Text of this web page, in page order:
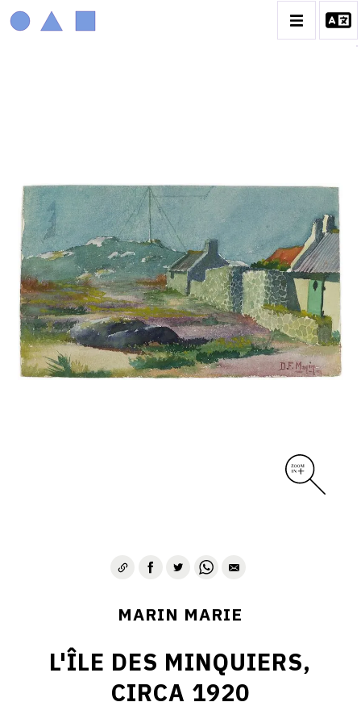
BIOGRAPHIE
CATALOGUE DES OEUVRES
CONTACT
MARIN MARIE
L'ÎLE DES MINQUIERS,
CIRCA 1920